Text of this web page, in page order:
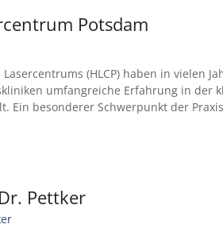
Potsdam
(HLCP) haben in vielen
umfangreiche Erfahrung in der
Ein besonderer Schwerpunkt der
Pettker